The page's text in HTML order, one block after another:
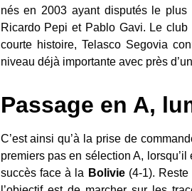
nés en 2003 ayant disputés le
Ricardo Pepi et Pablo Gavi. Le
courte histoire, Telasco Segovia
niveau déjà importante avec près
Passage en A,
C’est ainsi qu’à la prise de
premiers pas en sélection A,
succès face à la Bolivie(4-1). Reste